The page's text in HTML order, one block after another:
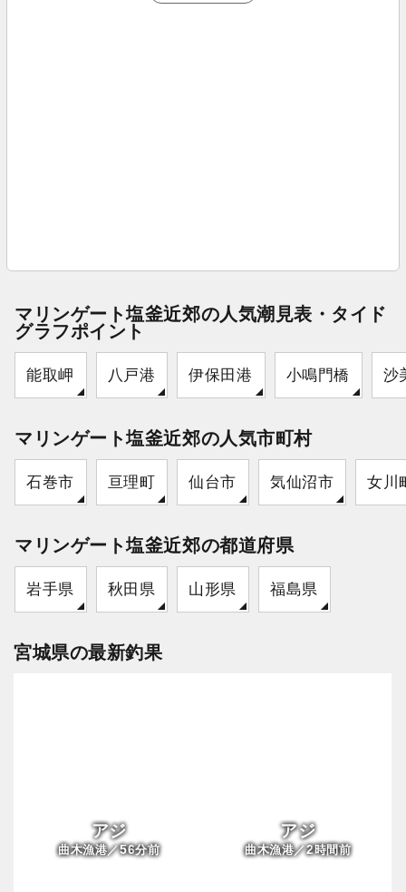
マリンゲート塩釜近郊の人気潮見表・タイド
グラフポイント
能取岬 八戸港 伊保田港 小鳴門橋 沙
マリンゲート塩釜近郊の人気市町村
石巻市 亘理町 仙台市 気仙沼市 女川
マリンゲート塩釜近郊の都道府県
岩手県 秋田県 山形県 福島県
宮城県の最新釣果
アジ
曲木漁港／56分前
アジ
曲木漁港／2時間前